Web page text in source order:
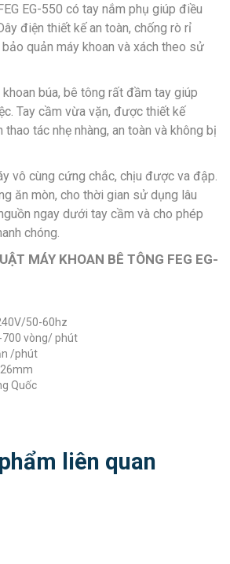
EG-550 có tay nắm phụ giúp điều
điện thiết kế an toàn, chống rò rỉ
quản máy khoan và xách theo sử
búa, bê tông rất đầm tay giúp
Tay cầm vừa vặn, được thiết kế
tác nhẹ nhàng, an toàn và không bị
vô cùng cứng chắc, chịu được va đập.
ăn mòn, cho thời gian sử dụng lâu
ngay dưới tay cầm và cho phép
chóng.
MÁY KHOAN BÊ TÔNG FEG EG-
50-60hz
700 vòng/ phút
/phút
Quốc
liên quan